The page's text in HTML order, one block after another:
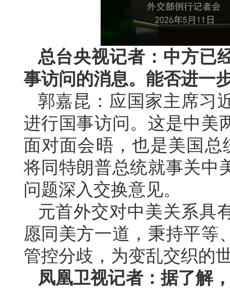
总台央视记者：中方已
事访问的消息。能否进一
郭嘉昆：应国家主席习
进行国事访问。这是中美
面对面会晤，也是美国
将同特朗普总统就事关中
问题深入交换意见。
元首外交对中美关系具
愿同美方一道，秉持平等
管控分歧，为变乱交织的
凤凰卫视记者：据了解